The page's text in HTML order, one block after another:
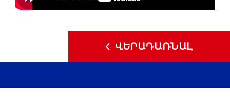
ՎԵՐԱԴԱՌՆԱԼ